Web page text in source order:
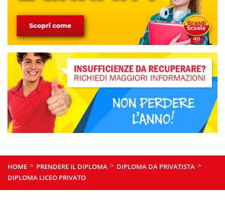
HOME > PRENDERE IL DIPLOMA > DIPLOMA DA PRIVATISTA >
DIPLOMA LICEO PRIVATO